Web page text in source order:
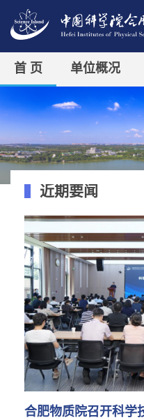
首 页 单位概况
近期要闻
合肥物质院召开科学